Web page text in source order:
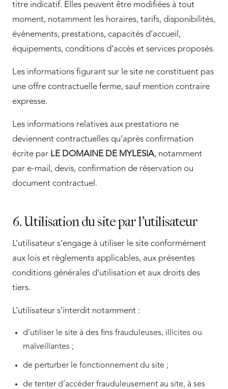
titre indicatif. Elles peuvent être modifiées à tout
moment, notamment les horaires, tarifs, disponibilités,
événements, prestations, capacités d’accueil,
équipements, conditions d’accès et services proposés.
Les informations figurant sur le site ne constituent pas
une offre contractuelle ferme, sauf mention contraire
expresse.
Les informations relatives aux prestations ne
deviennent contractuelles qu’après confirmation
écrite par LE DOMAINE DE MYLESIA, notamment
par e-mail, devis, confirmation de réservation ou
document contractuel.
6. Utilisation du site par l’utilisateur
L’utilisateur s’engage à utiliser le site conformément
aux lois et règlements applicables, aux présentes
conditions générales d’utilisation et aux droits des
tiers.
L’utilisateur s’interdit notamment :
d’utiliser le site à des fins frauduleuses, illicites ou
malveillantes ;
de perturber le fonctionnement du site ;
de tenter d’accéder frauduleusement au site, à ses